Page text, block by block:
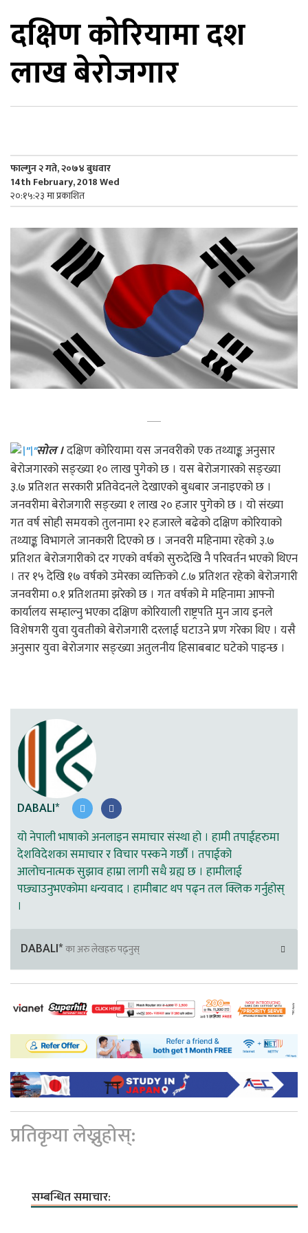
दक्षिण कोरियामा दश
लाख बेरोजगार
फाल्गुन २ गते, २०७४ बुधवार
14th February, 2018 Wed
२०:१५:२३ मा प्रकाशित
सोल ।दक्षिण कोरियामा यस जनवरीको एक तथ्याङ्क अनुसार
बेरोजगारको सङ्ख्या १० लाख पुगेको छ । यस बेरोजगारको सङ्ख्या
३.७ प्रतिशत सरकारी प्रतिवेदनले देखाएको बुधबार जनाइएको छ ।
जनवरीमा बेरोजगारी सङ्ख्या १ लाख २० हजार पुगेको छ । यो संख्या
गत वर्ष सोही समयको तुलनामा १२ हजारले बढेको दक्षिण कोरियाको
तथ्याङ्क विभागले जानकारी दिएको छ । जनवरी महिनामा रहेको ३.७
प्रतिशत बेरोजगारीको दर गएको वर्षको सुरुदेखि नै परिवर्तन भएको थिएन
। तर १५ देखि १७ वर्षको उमेरका व्यक्तिको ८.७ प्रतिशत रहेको बेरोजगारी
जनवरीमा ०.१ प्रतिशतमा झरेको छ । गत वर्षको मे महिनामा आफ्नो
कार्यालय सम्हाल्नु भएका दक्षिण कोरियाली राष्ट्रपति मुन जाय इनले
विशेषगरी युवा युवतीको बेरोजगारी दरलाई घटाउने प्रण गरेका थिए । यसै
अनुसार युवा बेरोजगार सङ्ख्या अतुलनीय हिसाबबाट घटेको पाइन्छ ।
DABALI*
यो नेपाली भाषाको अनलाइन समाचार संस्था हो । हामी तपाईहरुमा
देशविदेशका समाचार र विचार पस्कने गर्छौ । तपाईको
आलोचनात्मक सुझाव हाम्रा लागी सधै ग्रह्य छ । हामीलाई
पछ्याउनुभएकोमा धन्यवाद । हामीबाट थप पढ्न तल क्लिक गर्नुहोस्
।
DABALI*का अरु लेखहरु पढ्नुस्
प्रतिकृया लेख्नुहोस्:
सम्बन्धित समाचार: